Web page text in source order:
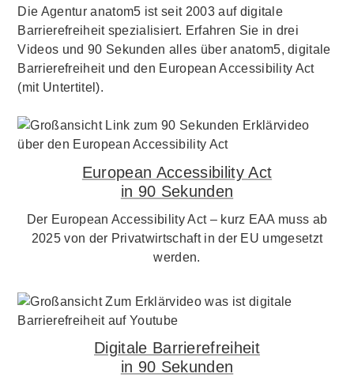
Die Agentur anatom5 ist seit 2003 auf digitale
Barrierefreiheit spezialisiert. Erfahren Sie in drei
Videos und 90 Sekunden alles über anatom5, digitale
Barrierefreiheit und den European Accessibility Act
(mit Untertitel).
European Accessibility Act
in 90 Sekunden
Der European Accessibility Act – kurz EAA muss ab
2025 von der Privatwirtschaft in der EU umgesetzt
werden.
Digitale Barrierefreiheit
in 90 Sekunden